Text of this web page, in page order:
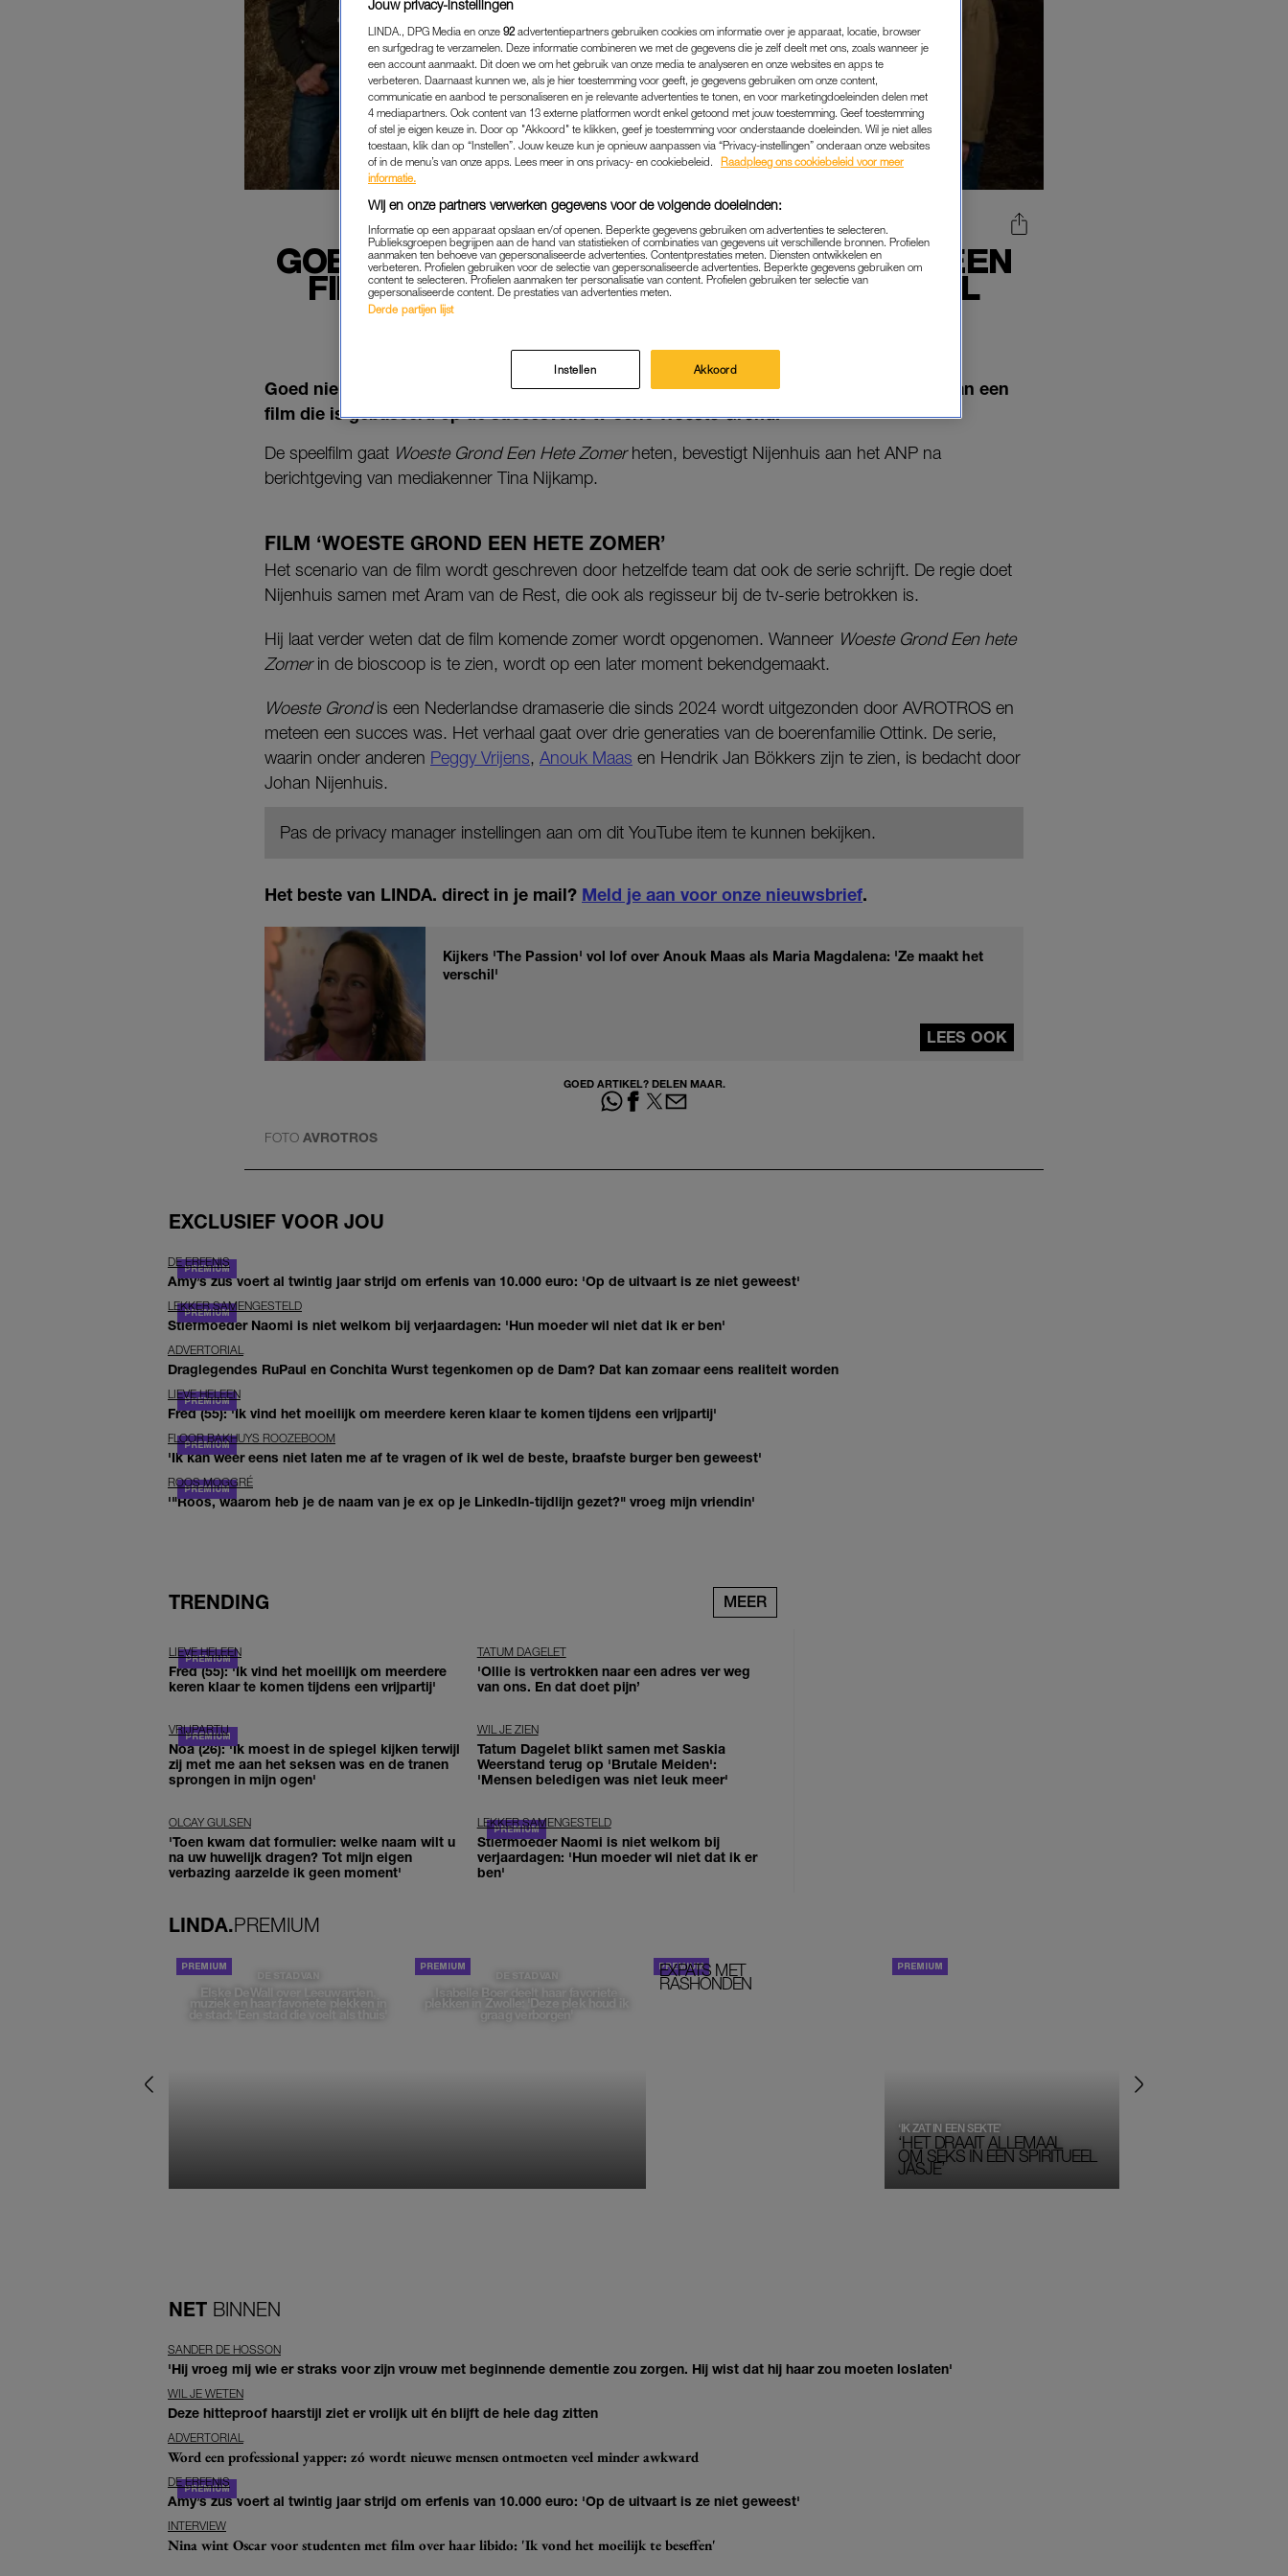
GOED NIEUWS VOOR DE FANS: ER KOMT EEN
FILM VAN 'WOESTE GROND' (EN DE TITEL
Goed nieuws voor de fans van de populaire serie: regisseur Johan Nijenhuis werkt aan een
film die is gebaseerd op de succesvolle tv-serieWoeste Grond.
De speelfilm gaat Woeste Grond Een Hete Zomerheten, bevestigt Nijenhuis aan het ANP na
berichtgeving van mediakenner Tina Nijkamp.
FILM ‘WOESTE GROND EEN HETE ZOMER’
Het scenario van de film wordt geschreven door hetzelfde team dat ook de serie schrijft. De regie doet
Nijenhuis samen met Aram van de Rest, die ook als regisseur bij de tv-serie betrokken is.
Hij laat verder weten dat de film komende zomer wordt opgenomen. Wanneer Woeste Grond Een hete
Zomerin de bioscoop is te zien, wordt op een later moment bekendgemaakt.
Woeste Grondis een Nederlandse dramaserie die sinds 2024 wordt uitgezonden door AVROTROS en
meteen een succes was. Het verhaal gaat over drie generaties van de boerenfamilie Ottink. De serie,
waarin onder anderen Peggy Vrijens, Anouk Maas en Hendrik Jan Bökkers zijn te zien, is bedacht door
Johan Nijenhuis.
Pas de privacy manager instellingen aan om dit YouTube item te kunnen bekijken.
Het beste van LINDA. direct in je mail? Meld je aan voor onze nieuwsbrief.
Kijkers 'The Passion' vol lof over Anouk Maas als Maria Magdalena: 'Ze maakt het
verschil'
LEES OOK
GOED ARTIKEL? DELEN MAAR.
FOTO AVROTROS
EXCLUSIEF VOOR JOU
DE ERFENIS
Amy’s zus voert al twintig jaar strijd om erfenis van 10.000 euro: 'Op de uitvaart is ze niet geweest'
LEKKER SAMENGESTELD
Stiefmoeder Naomi is niet welkom bij verjaardagen: 'Hun moeder wil niet dat ik er ben'
ADVERTORIAL
Draglegendes RuPaul en Conchita Wurst tegenkomen op de Dam? Dat kan zomaar eens realiteit worden
LIEVE HELEEN
Fred (55): 'Ik vind het moeilijk om meerdere keren klaar te komen tijdens een vrijpartij'
FLOOR BAKHUYS ROOZEBOOM
'Ik kan weer eens niet laten me af te vragen of ik wel de beste, braafste burger ben geweest'
ROOS MOGGRÉ
'"Roos, waarom heb je de naam van je ex op je LinkedIn-tijdlijn gezet?" vroeg mijn vriendin'
TRENDING MEER
LIEVE HELEEN
Fred (55): 'Ik vind het moeilijk om meerdere
keren klaar te komen tijdens een vrijpartij'
TATUM DAGELET
'Ollie is vertrokken naar een adres ver weg
van ons. En dat doet pijn’
VRIJPARTIJ
Noa (26): 'Ik moest in de spiegel kijken terwijl
zij met me aan het seksen was en de tranen
sprongen in mijn ogen'
WIL JE ZIEN
Tatum Dagelet blikt samen met Saskia
Weerstand terug op 'Brutale Meiden':
'Mensen beledigen was niet leuk meer'
OLCAY GULSEN
'Toen kwam dat formulier: welke naam wilt u
na uw huwelijk dragen? Tot mijn eigen
verbazing aarzelde ik geen moment'
LEKKER SAMENGESTELD
Stiefmoeder Naomi is niet welkom bij
verjaardagen: 'Hun moeder wil niet dat ik er
ben'
LINDA.PREMIUM
DE STAD VAN
Elske DeWall over Leeuwarden,
muziek en haar favoriete plekken in
de stad: 'Een stad die voelt als thuis'
DE STAD VAN
Isabelle Boer deelt haar favoriete
plekken in Zwolle: 'Deze plek houd ik
graag verborgen'
EXPATS MET
RASHONDEN
‘HET DRAAIT ALLEMAAL
OM SEKS IN EEN SPIRITUEEL
JASJE’
‘IK ZAT IN EEN SEKTE’
NET BINNEN
SANDER DE HOSSON
'Hij vroeg mij wie er straks voor zijn vrouw met beginnende dementie zou zorgen. Hij wist dat hij haar zou moeten loslaten'
WIL JE WETEN
Deze hitteproof haarstijl ziet er vrolijk uit én blijft de hele dag zitten
ADVERTORIAL
Word een professional yapper: zó wordt nieuwe mensen ontmoeten veel minder awkward
DE ERFENIS
Amy’s zus voert al twintig jaar strijd om erfenis van 10.000 euro: 'Op de uitvaart is ze niet geweest'
INTERVIEW
Nina wint Oscar voor studenten met film over haar libido: 'Ik vond het moeilijk te beseffen'
Jouw privacy-instellingen
LINDA., DPG Media en onze 92 advertentiepartners gebruiken cookies om informatie over je apparaat, locatie, browser
en surfgedrag te verzamelen. Deze informatie combineren we met de gegevens die je zelf deelt met ons, zoals wanneer je
een account aanmaakt. Dit doen we om het gebruik van onze media te analyseren en onze websites en apps te
verbeteren. Daarnaast kunnen we, als je hier toestemming voor geeft, je gegevens gebruiken om onze content,
communicatie en aanbod te personaliseren en je relevante advertenties te tonen, en voor marketingdoeleinden delen met
4 mediapartners. Ook content van 13 externe platformen wordt enkel getoond met jouw toestemming. Geef toestemming
of stel je eigen keuze in. Door op "Akkoord" te klikken, geef je toestemming voor onderstaande doeleinden. Wil je niet alles
toestaan, klik dan op “Instellen”. Jouw keuze kun je opnieuw aanpassen via “Privacy-instellingen” onderaan onze websites
of in de menu’s van onze apps. Lees meer in ons privacy- en cookiebeleid.
Raadpleeg ons cookiebeleid voor meer
informatie.
Wij en onze partners verwerken gegevens voor de volgende doeleinden:
Informatie op een apparaat opslaan en/of openen. Beperkte gegevens gebruiken om advertenties te selecteren.
Publieksgroepen begrijpen aan de hand van statistieken of combinaties van gegevens uit verschillende bronnen. Profielen
aanmaken ten behoeve van gepersonaliseerde advertenties. Contentprestaties meten. Diensten ontwikkelen en
verbeteren. Profielen gebruiken voor de selectie van gepersonaliseerde advertenties. Beperkte gegevens gebruiken om
content te selecteren. Profielen aanmaken ter personalisatie van content. Profielen gebruiken ter selectie van
gepersonaliseerde content. De prestaties van advertenties meten.
Derde partijen lijst
Instellen Akkoord